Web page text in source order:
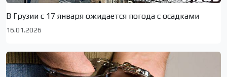
В Грузии с 17 января ожидается погода с осадками
16.01.2026